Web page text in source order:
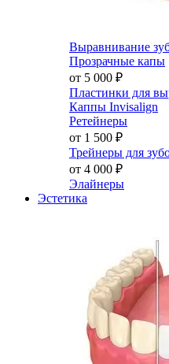
Выравнивание
Прозрачные капы
от 5 000 ₽
Пластинки для
Каппы Invisalign
Ретейнеры
от 1 500 ₽
Трейнеры для
от 4 000 ₽
Элайнеры
Эстетика